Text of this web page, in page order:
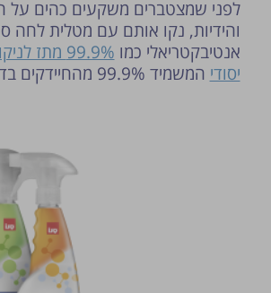
לפני שמצטברים משקעים כהים על
והידיות, נקו אותם עם מטלית לחה
אנטיבקטריאלי כמו
99.9% מתז
יסודי המשמיד 99.9% מהחיידקים בדקה.